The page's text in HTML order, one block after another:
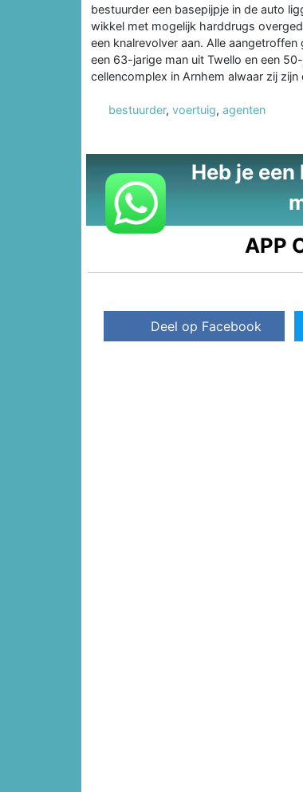
bestuurder een basepijpje in de auto
wikkel met mogelijk harddrugs
een knalrevolver aan. Alle
een 63-jarige man uit Twello en een
cellencomplex in Arnhem alwaar zij
bestuurder, voertuig, agenten
Heb je
APP
Deel op Facebook